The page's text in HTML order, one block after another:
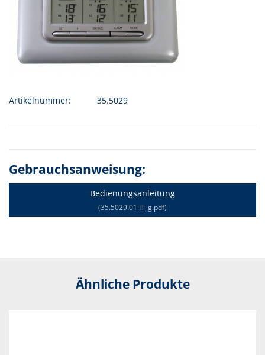
Artikelnummer: 35.5029
Gebrauchsanweisung:
Bedienungsanleitung
(35.5029.01.IT_g.pdf)
Ähnliche Produkte